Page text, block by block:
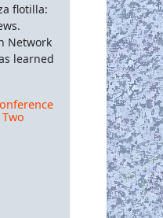
flotilla:
Network
learned